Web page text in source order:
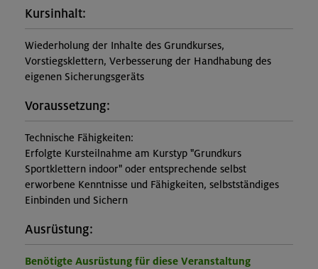
Kursinhalt:
Wiederholung der Inhalte des Grundkurses,
Vorstiegsklettern, Verbesserung der Handhabung des
eigenen Sicherungsgeräts
Voraussetzung:
Technische Fähigkeiten:
Erfolgte Kursteilnahme am Kurstyp "Grundkurs
Sportklettern indoor" oder entsprechende selbst
erworbene Kenntnisse und Fähigkeiten, selbstständiges
Einbinden und Sichern
Ausrüstung:
Benötigte Ausrüstung für diese Veranstaltung